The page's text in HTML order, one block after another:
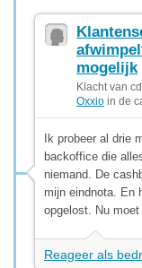
mogelijk
Klacht van
Oxxio in de
Ik probeer al drie
backoffice die
niemand. De
mijn eindnota. En
opgelost. Nu moet
Reageer als